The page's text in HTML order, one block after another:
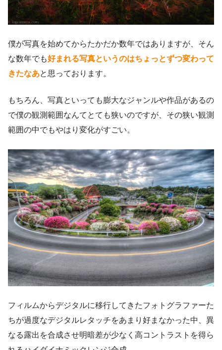
僕が写真を始めてからたかだか数年ではありますが、そん
な数年でも好まれる写真というのはちょっとずつ変わって
きたなあと思っております。
もちろん、写真といっても膨大なジャンルや作品があるの
で僕の観測範囲なんてとても狭いのですが、その狭い観測
範囲の中でもやはり変化がすごい。
フィルムからデジタルに移行してきたフォトグラファーた
ちが過度なデジタルレタッチをあまり好まなかった中、異
なる露出を合成させ明暗差が少なく高コントラストを得ら